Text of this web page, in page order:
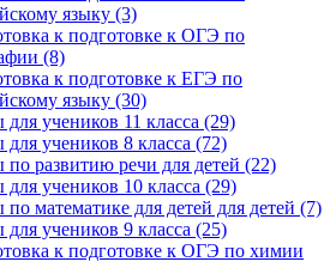
языку (3)
к подготовке к ОГЭ по
(8)
к подготовке к ЕГЭ по
языку (30)
для учеников 11 класса (29)
для учеников 8 класса (72)
по развитию речи для детей (22)
для учеников 10 класса (29)
по математике для детей для детей (7)
для учеников 9 класса (25)
к подготовке к ОГЭ по химии